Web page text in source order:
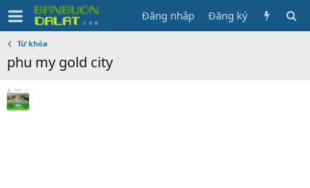
Đăng nhập Đăng ký
Từ khóa
phu my gold city